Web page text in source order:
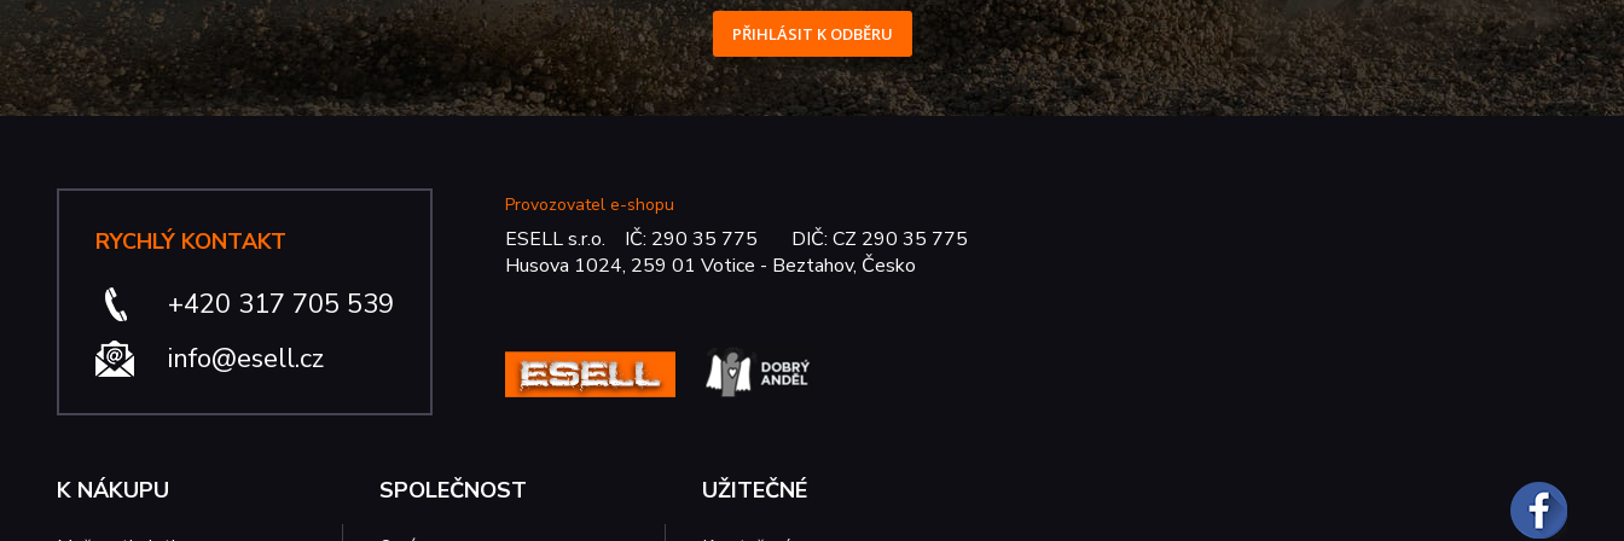
PŘIHLÁSIT K ODBĚRU
RYCHLÝ KONTAKT
+420 317 705 539
info@esell.cz
Provozovatel e-shopu
ESELL s.r.o. IČ: 290 35 775 DIČ: CZ 290 35 775
Husova 1024, 259 01 Votice - Beztahov, Česko
K NÁKUPU SPOLEČNOST UŽITEČNÉ